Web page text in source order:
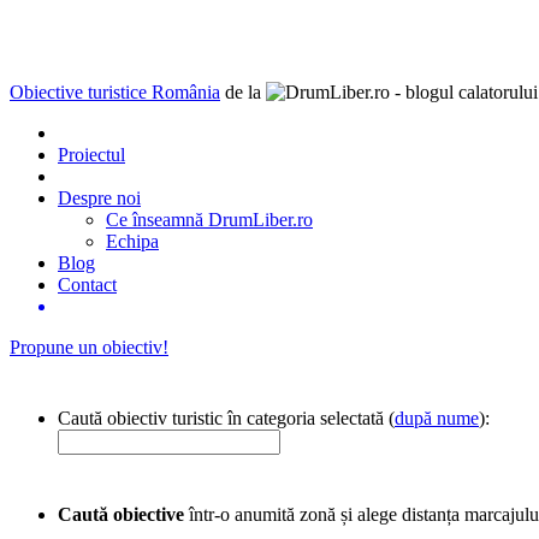
Obiective turistice România de la
Proiectul
Despre noi
Ce înseamnă DrumLiber.ro
Echipa
Blog
Contact
Propune un obiectiv!
Caută obiectiv turistic în categoria selectată (după nume):
Caută obiectiveîntr-o anumită zonă și alege distanța